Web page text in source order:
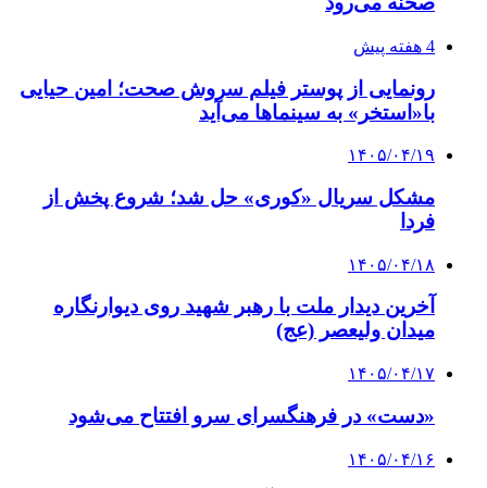
4 هفته پیش
رونمایی از پوستر فیلم سروش صحت؛ امین حیایی
با«استخر» به سینماها می‌آید
۱۴۰۵/۰۴/۱۹
مشکل سریال «کوری» حل شد؛ شروع پخش از
فردا
۱۴۰۵/۰۴/۱۸
آخرین دیدار ملت با رهبر شهید روی دیوارنگاره
میدان ولیعصر (عج)
۱۴۰۵/۰۴/۱۷
«دست» در فرهنگسرای سرو افتتاح می‌شود
۱۴۰۵/۰۴/۱۶